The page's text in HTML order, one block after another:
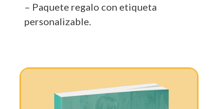
– Paquete regalo con etiqueta
personalizable.